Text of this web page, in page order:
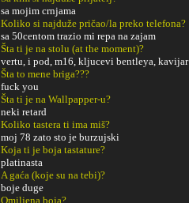
sa mojim crnjama
Koliko si najduže pričao/la preko telefona?
sa 50centom trazio mi repa na zajam
Šta ti je na stolu (at the moment)?
vertu, i pod, m16, kljucevi bentleya, kavijar
Šta to mene briga???
fuck you
Šta ti je na Wallpapper-u?
neki retard
Koliko tastera ti ima miš?
moj 78 zato sto je burzujski
Koja ti je boja tastature?
platinasta
A gaća (koje su na tebi)?
boje duge
Omiljena boja?